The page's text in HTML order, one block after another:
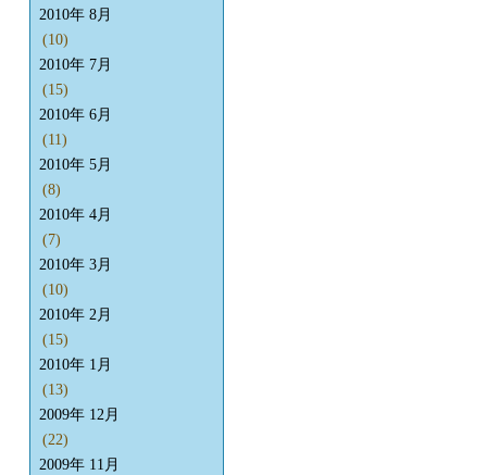
2010年 8月
(10)
2010年 7月
(15)
2010年 6月
(11)
2010年 5月
(8)
2010年 4月
(7)
2010年 3月
(10)
2010年 2月
(15)
2010年 1月
(13)
2009年 12月
(22)
2009年 11月